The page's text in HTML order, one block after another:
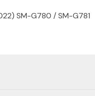
SM-G780 / SM-G781